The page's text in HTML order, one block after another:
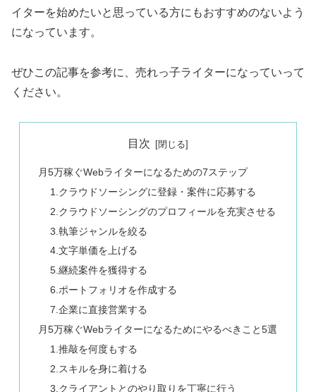
イターを始めたいと思っている方にもおすすめのないよう
になっています。
ぜひこの記事を参考に、売れっ子ライターになっていって
ください。
目次
月5万稼ぐWebライターになるための7ステップ
1.クラウドソーシングに登録・案件に応募する
2.クラウドソーシングのプロフィールを充実させる
3.執筆ジャンルを絞る
4.文字単価を上げる
5.継続案件を獲得する
6.ポートフォリオを作成する
7.企業に直接営業する
月5万稼ぐWebライターになるためにやるべきこと5選
1.推敲を何度もする
2.スキルを身に着ける
3.クライアントとのやり取りを丁寧に行う